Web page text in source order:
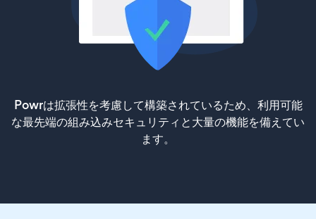
Powrは拡張性を考慮して構築されているため、利用可能
な最先端の組み込みセキュリティと大量の機能を備えてい
ます。